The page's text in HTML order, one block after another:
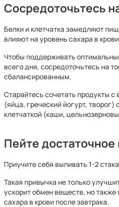
Сосредоточьтесь
Белки и клетчатка замедляют
влияют на уровень сахара в
Чтобы поддерживать
всего дня, сосредоточьтесь на
сбалансированным.
Старайтесь сочетать продукты
(яйца, греческий йогурт,
клетчаткой (каши,
Пейте
Приучите себя выпивать 1-2
Такая привычка не только
ускорит обмен веществ, но
сахара в крови после завтрака.